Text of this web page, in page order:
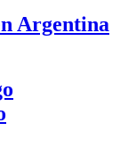
Argentina